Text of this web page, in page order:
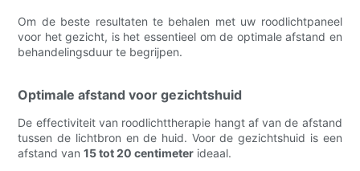
Om de beste resultaten te behalen met uw roodlichtpaneel
voor het gezicht, is het essentieel om de optimale afstand en
behandelingsduur te begrijpen.
Optimale afstand voor gezichtshuid
De effectiviteit van roodlichttherapie hangt af van de afstand
tussen de lichtbron en de huid. Voor de gezichtshuid is een
afstand van15 tot 20 centimeter ideaal.